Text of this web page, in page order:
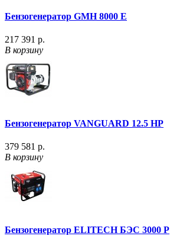
Бензогенератор GMH 8000 E
217 391 р.
В корзину
Бензогенератор VANGUARD 12.5 HP
379 581 р.
В корзину
Бензогенератор ELITECH БЭС 3000 P